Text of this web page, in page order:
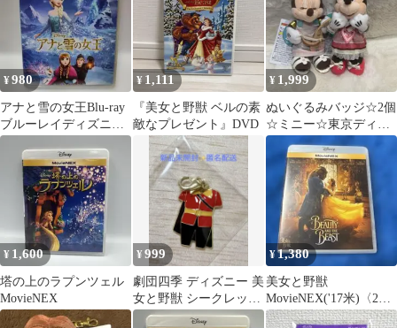
¥980
アナと雪の女王Blu-ray
ブルーレイディズニー
アニメスタジオジブリ
DISNEY
¥ 1,111
『美女と野獣 ベルの素
敵なプレゼント』DVD
¥ 1,999
ぬいぐるみバッジ☆2個
☆ミニー☆東京ディズ
ニーシー☆25周年
¥ 1,600
塔の上のラプンツェル
MovieNEX
¥999
劇団四季 ディズニー 美
女と野獣 シークレット
チャーム ガストン 衣装
¥1,380
美女と野獣
MovieNEX('17米)〈2枚
組〉